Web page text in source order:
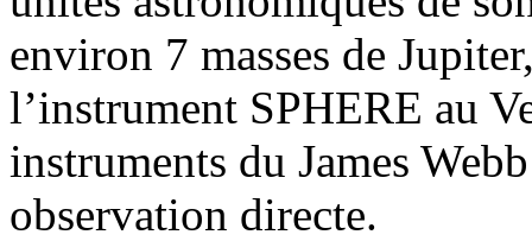
environ 7 masses de
l’instrument SPHERE au
instruments du James
observation directe.